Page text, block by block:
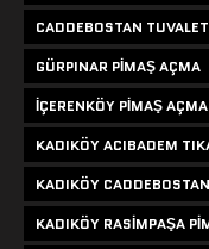
CADDEBOSTAN
GÜRPINAR PIMAŞ AÇMA
IÇERENKÖY PIMAŞ AÇMA
KADIKÖY ACIBADEM
KADIKÖY
KADIKÖY RASIMPAŞA